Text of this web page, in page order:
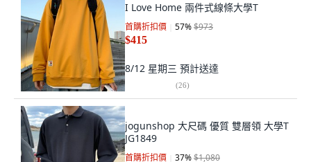
I Love Home 兩件式線條大學T
首購折扣價 57%$973
$415
8/12 星期三 預計送達
(26)
jogunshop 大尺碼 優質 雙層領 大學T
JG1849
首購折扣價 37%$1,080